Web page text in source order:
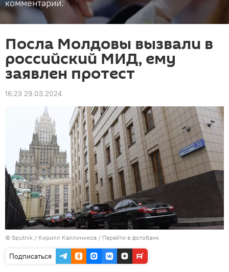
комментарии.
Посла Молдовы вызвали в
российский МИД, ему
заявлен протест
16:23 29.03.2024
© Sputnik / Кирилл Каллиников / Перейти в фотобанк
Подписаться